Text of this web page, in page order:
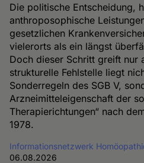
Die politische Entscheidung,
anthroposophische
gesetzlichen
vielerorts als ein längst
Doch dieser Schritt greift nur
strukturelle Fehlstelle liegt
Sonderregeln des SGB V,
Arzneimitteleigenschaft der
Therapierichtungen“ nach
1978.
Informationsnetzwerk
06.08.2026